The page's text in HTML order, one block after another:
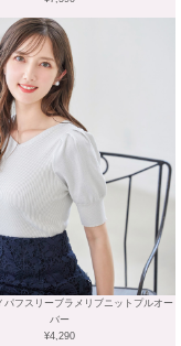
パフスリーブラメリブニットプルオー
バー
¥4,290